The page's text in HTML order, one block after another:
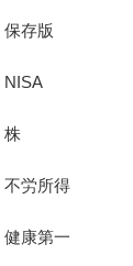
保存版
NISA
株
不労所得
健康第一